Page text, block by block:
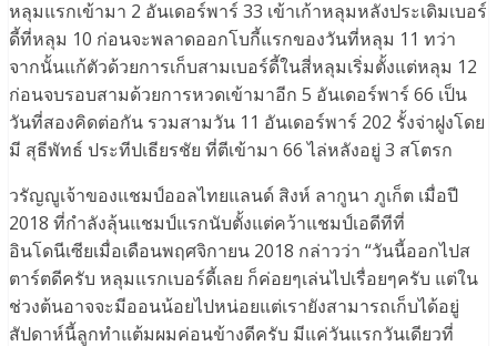
หลุมแรกเข้ามา 2 อันเดอร์พาร์ 33 เข้าเก้าหลุมหลังประเดิมเบอร์
ดี้ที่หลุม 10 ก่อนจะพลาดออกโบกี้แรกของวันที่หลุม 11 ทว่า
จากนั้นแก้ตัวด้วยการเก็บสามเบอร์ดี้ในสี่หลุมเริ่มตั้งแต่หลุม 12
ก่อนจบรอบสามด้วยการหวดเข้ามาอีก 5 อันเดอร์พาร์ 66 เป็น
วันที่สองคิดต่อกัน รวมสามวัน 11 อันเดอร์พาร์ 202 รั้งจ่าฝูงโดย
มี สุธีพัทธ์ ประทีปเธียรชัย ที่ตีเข้ามา 66 ไล่หลังอยู่ 3 สโตรก
วรัญญูเจ้าของแชมป์ออลไทยแลนด์ สิงห์ ลากูนา ภูเก็ต เมื่อปี
2018 ที่กำลังลุ้นแชมป์แรกนับตั้งแต่คว้าแชมป์เอดีทีที่
อินโดนีเซียเมื่อเดือนพฤศจิกายน 2018 กล่าวว่า “วันนี้ออกไปส
ตาร์ตดีครับ หลุมแรกเบอร์ดี้เลย ก็ค่อยๆเล่นไปเรื่อยๆครับ แต่ใน
ช่วงต้นอาจจะมีออนน้อยไปหน่อยแต่เรายังสามารถเก็บได้อยู่
สัปดาห์นี้ลูกทำแต้มผมค่อนข้างดีครับ มีแค่วันแรกวันเดียวที่